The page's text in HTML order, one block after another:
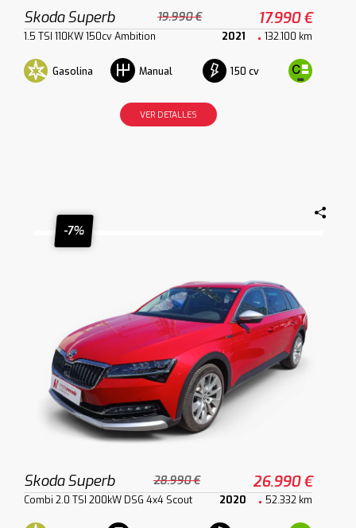
Skoda Superb 19.990 € 17.990 €
1.5 TSI 110KW 150cv Ambition 2021 132.100 km
Gasolina Manual 150 cv
VER DETALLES
-7%
Skoda Superb 28.990 € 26.990 €
Combi 2.0 TSI 200kW DSG 4x4 Scout 2020 52.332 km